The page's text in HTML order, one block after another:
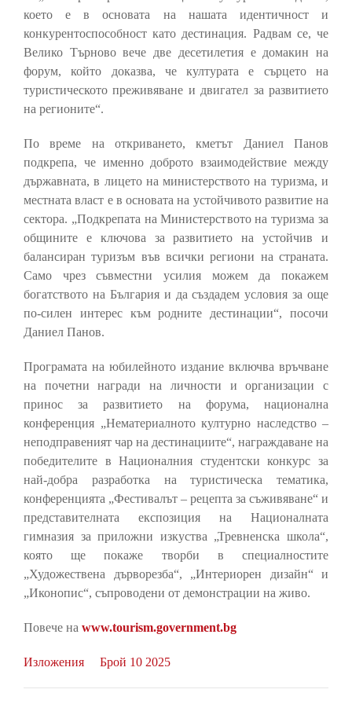
което е в основата на нашата идентичност и
конкурентоспособност като дестинация. Радвам се, че
Велико Търново вече две десетилетия е домакин на
форум, който доказва, че културата е сърцето на
туристическото преживяване и двигател за развитието
на регионите“.
По време на откриването, кметът Даниел Панов
подкрепа, че именно доброто взаимодействие между
държавната, в лицето на министерството на туризма, и
местната власт е в основата на устойчивото развитие на
сектора. „Подкрепата на Министерството на туризма за
общините е ключова за развитието на устойчив и
балансиран туризъм във всички региони на страната.
Само чрез съвместни усилия можем да покажем
богатството на България и да създадем условия за още
по-силен интерес към родните дестинации“, посочи
Даниел Панов.
Програмата на юбилейното издание включва връчване
на почетни награди на личности и организации с
принос за развитието на форума, национална
конференция „Нематериалното културно наследство –
неподправеният чар на дестинациите“, награждаване на
победителите в Националния студентски конкурс за
най-добра разработка на туристическа тематика,
конференцията „Фестивалът – рецепта за съживяване“ и
представителната експозиция на Националната
гимназия за приложни изкуства „Тревненска школа“,
която ще покаже творби в специалностите
„Художествена дърворезба“, „Интериорен дизайн“ и
„Иконопис“, съпроводени от демонстрации на живо.
Повече на www.tourism.government.bg
Изложения Брой 10 2025